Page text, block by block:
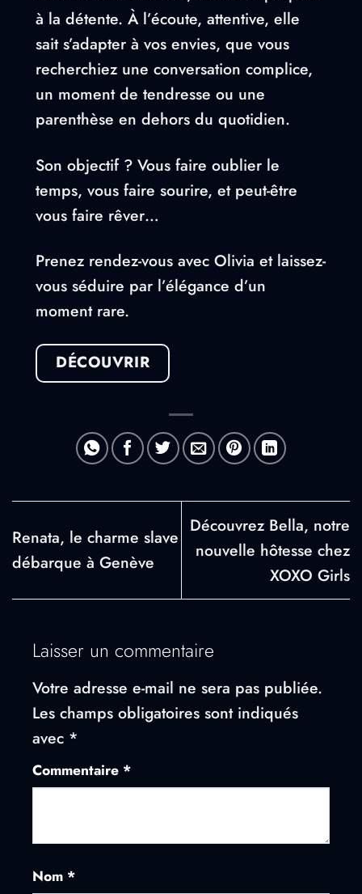
à la détente. À l’écoute, attentive, elle
sait s’adapter à vos envies, que vous
recherchiez une conversation complice,
un moment de tendresse ou une
parenthèse en dehors du quotidien.
Son objectif ? Vous faire oublier le
temps, vous faire sourire, et peut-être
vous faire rêver…
Prenez rendez-vous avec Olivia et laissez-
vous séduire par l’élégance d’un
moment rare.
DÉCOUVRIR
Renata, le charme slave
débarque à Genève
Découvrez Bella, notre
nouvelle hôtesse chez
XOXO Girls
Laisser un commentaire
Votre adresse e-mail ne sera pas publiée.
Les champs obligatoires sont indiqués
avec *
Commentaire *
Nom *